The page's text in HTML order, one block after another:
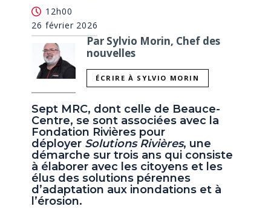
12h00
26 février 2026
Par Sylvio Morin, Chef des
nouvelles
ÉCRIRE À SYLVIO MORIN
Sept MRC, dont celle de Beauce-
Centre, se sont associées avec la
Fondation Rivières pour
déployer Solutions Rivières, une
démarche sur trois ans qui consiste
à élaborer avec les citoyens et les
élus des solutions pérennes
d’adaptation aux inondations et à
l’érosion.